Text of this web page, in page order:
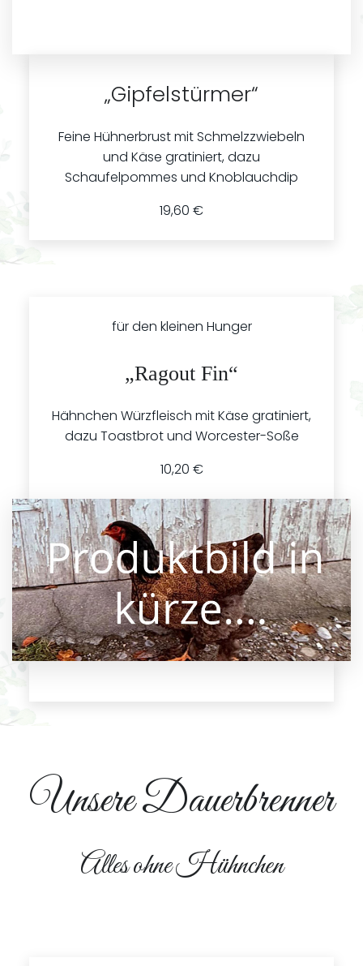
„Gipfelstürmer“
Feine Hühnerbrust mit Schmelzzwiebeln
und Käse gratiniert, dazu
Schaufelpommes und Knoblauchdip
19,60 €
für den kleinen Hunger
„Ragout Fin“
Hähnchen Würzfleisch mit Käse gratiniert,
dazu Toastbrot und Worcester-Soße
10,20 €
Unsere Dauerbrenner
Alles ohne Hühnchen